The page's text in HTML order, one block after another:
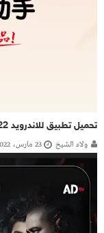
تحميل تطبيق للاندرويد ccplay. com apk 2022 أخر اصدار
ولاء الشيخ 23 مارس، 2022